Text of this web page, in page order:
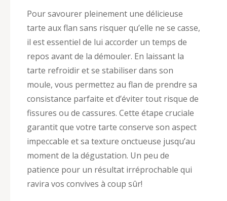
Pour savourer pleinement une délicieuse
tarte aux flan sans risquer qu’elle ne se casse,
il est essentiel de lui accorder un temps de
repos avant de la démouler. En laissant la
tarte refroidir et se stabiliser dans son
moule, vous permettez au flan de prendre sa
consistance parfaite et d’éviter tout risque de
fissures ou de cassures. Cette étape cruciale
garantit que votre tarte conserve son aspect
impeccable et sa texture onctueuse jusqu’au
moment de la dégustation. Un peu de
patience pour un résultat irréprochable qui
ravira vos convives à coup sûr!